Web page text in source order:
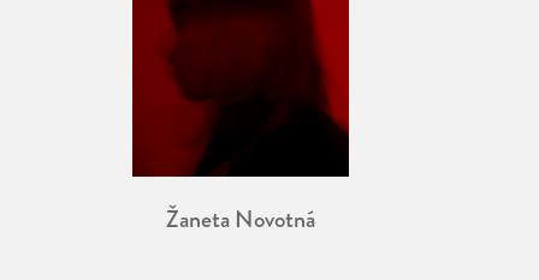
Žaneta Novotná